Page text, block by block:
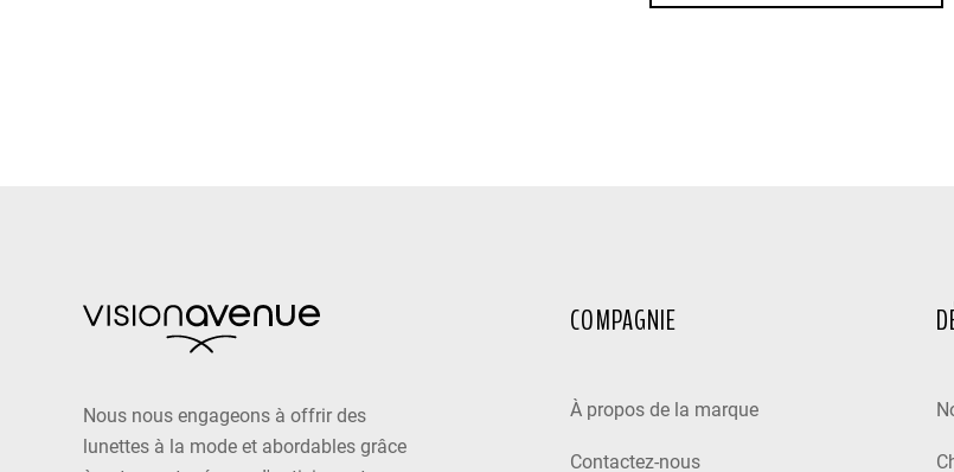
Nous nous engageons à offrir des
lunettes à la mode et abordables grâce
COMPAGNIE
À propos de la marque
Contactez-nous